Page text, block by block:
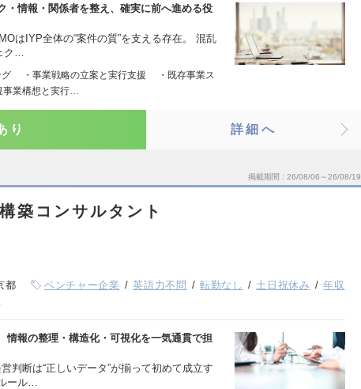
・情報・関係者を整え、確実に前へ進める役
はIYP全体の“案件の質”を支える存在。 混乱
ク…
グ ・事業戦略の立案と実行支援 ・既存事業ス
業構想と実行…
り 詳細へ
掲載期間 26/08/06～26/08/19
築コンサルタント
都 ベンチャー企業 英語力不問 転勤なし 土日祝休み
年収
情報の整理・構造化・可視化を一気通貫で担
判断は“正しいデータ”が揃って初めて成立す
ール…